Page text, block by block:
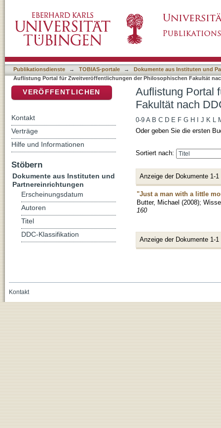
Klassifikation "741.5"
Publikationsdienste → TOBIAS-portale →
Dokumente aus Instituten und
Auflistung Portal für Zweitveröffentlichungen der Philosophischen Fakultät
Auflistung Portal
Fakultät nach
0-9 A B C D E F G H J K L
Oder geben Sie die ersten
Sortiert nach:
Anzeige der Dokumente 1-1
"Just a man with a little
Butter, Michael (2008);
160
Anzeige der Dokumente 1-1
VERÖFFENTLICHEN
Kontakt
Verträge
Hilfe und Informationen
Stöbern
Dokumente aus Instituten und
Partnereinrichtungen
Erscheinungsdatum
Autoren
Titel
DDC-Klassifikation
Kontakt